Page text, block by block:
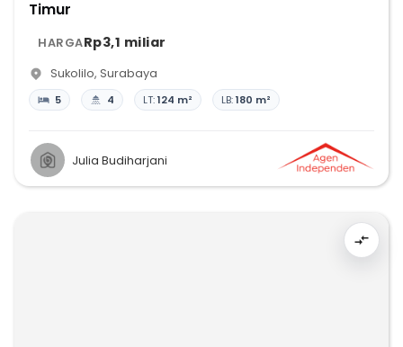
Timur
HARGARp3,1 miliar
Sukolilo, Surabaya
5 4 LT:124 m² LB:180 m²
Julia Budiharjani